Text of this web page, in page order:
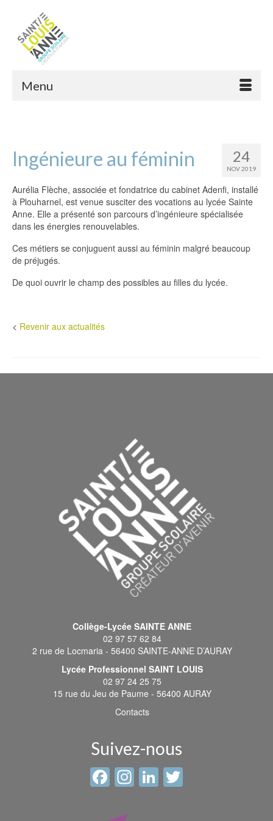
Menu
24
NOV 2019
Ingénieure au féminin
Aurélia Flèche, associée et fondatrice du cabinet Adenfi, installé
à Plouharnel, est venue susciter des vocations au lycée Sainte
Anne. Elle a présenté son parcours d’ingénieure spécialisée
dans les énergies renouvelables.
Ces métiers se conjuguent aussi au féminin malgré beaucoup
de préjugés.
De quoi ouvrir le champ des possibles au filles du lycée.
< Revenir aux actualités
Collège-Lycée SAINTE ANNE
02 97 57 62 84
2 rue de Locmaria - 56400 SAINTE-ANNE D’AURAY
Lycée Professionnel SAINT LOUIS
02 97 24 25 75
15 rue du Jeu de Paume - 56400 AURAY
Contacts
Suivez-nous
Facebook
Instagram
LinkedIn